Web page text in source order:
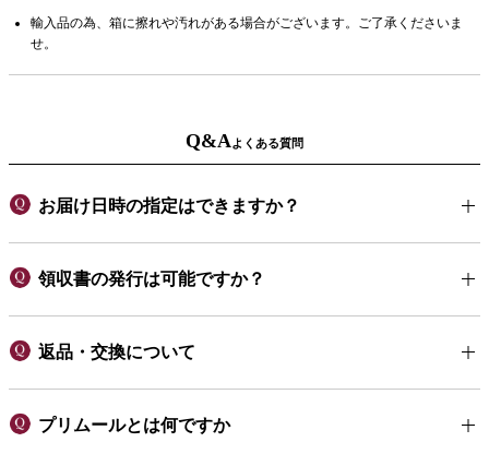
輸入品の為、箱に擦れや汚れがある場合がございます。ご了承くださいま
せ。
Q&Aよくある質問
お届け日時の指定はできますか？
領収書の発行は可能ですか？
返品・交換について
プリムールとは何ですか